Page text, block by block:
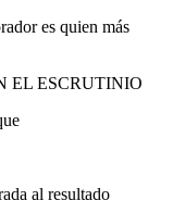
es quien más
EL ESCRUTINIO
al resultado